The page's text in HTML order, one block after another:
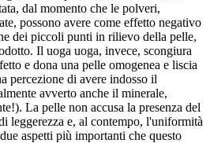
dal momento che le polveri,
possono avere come effetto negativo
dei piccoli punti in rilievo della pelle,
Il uoga uoga, invece, scongiura
e dona una pelle omogenea e liscia
percezione di avere indosso il
avverto anche il minerale,
La pelle non accusa la presenza del
leggerezza e, al contempo, l'uniformità
aspetti più importanti che questo